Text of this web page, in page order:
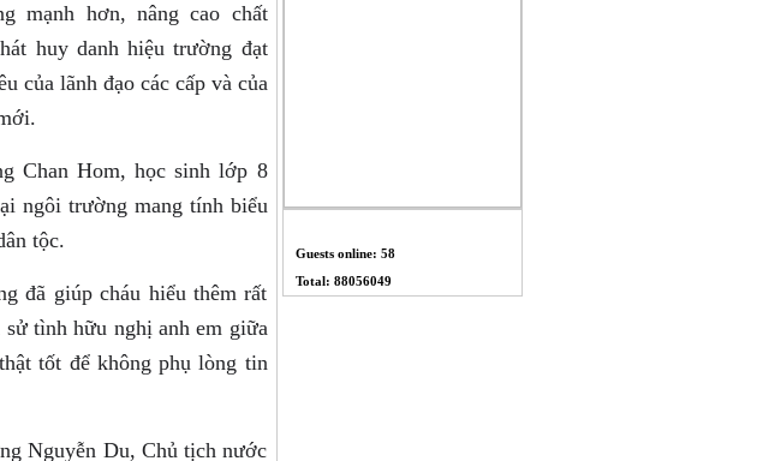
mạnh hơn, nâng cao chất
huy danh hiệu trường đạt
của lãnh đạo các cấp và của
Chan Hom, học sinh lớp 8
ngôi trường mang tính biểu
tộc.
đã giúp cháu hiểu thêm rất
tình hữu nghị anh em giữa
tốt để không phụ lòng tin
Nguyễn Du, Chủ tịch nước
Guests online: 58
Total: 88056049